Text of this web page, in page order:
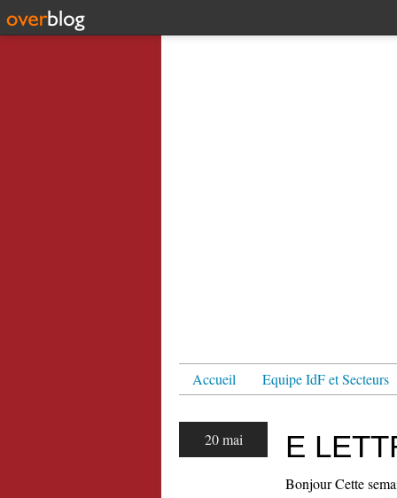
Accueil Equipe IdF et Secteurs
20 mai E
Bonjour Cette